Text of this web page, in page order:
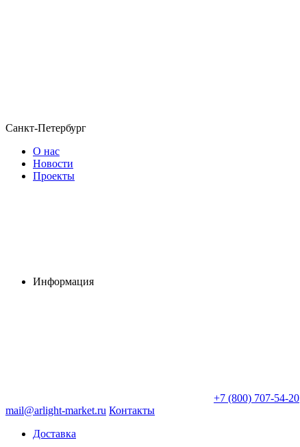
Санкт-Петербург
О нас
Новости
Проекты
Информация
+7 (800) 707-54-20
mail@arlight-market.ru Контакты
Доставка